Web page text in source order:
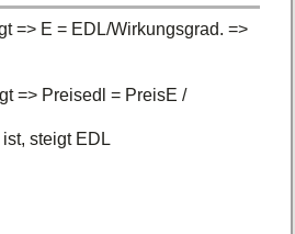
=> E = EDL/Wirkungsgrad. =>
=> Preisedl = PreisE /
steigt EDL